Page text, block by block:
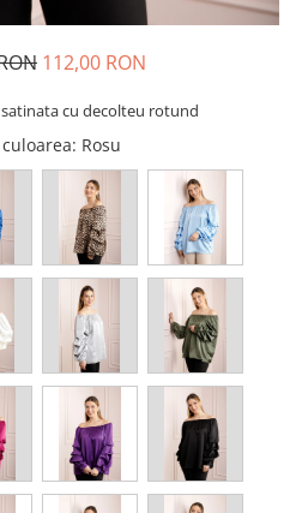
112,00 RON
cu decolteu rotund
: Rosu